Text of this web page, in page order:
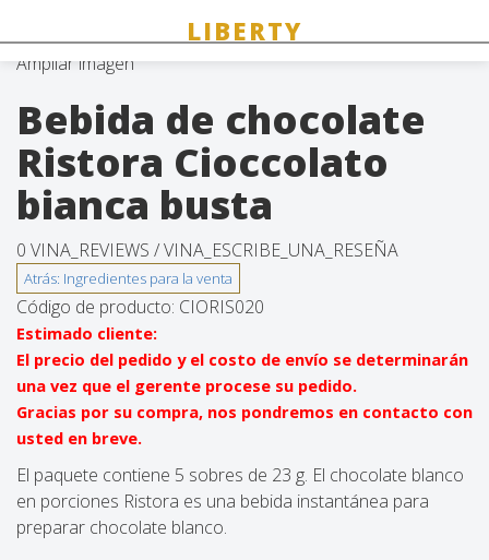
Ampliar imagen
Bebida de chocolate
Ristora Cioccolato
bianca busta
0 VINA_REVIEWS /VINA_ESCRIBE_UNA_RESEÑA
Código de producto: CIORIS020
Estimado cliente:
El precio del pedido y el costo de envío se determinarán
una vez que el gerente procese su pedido.
Gracias por su compra, nos pondremos en contacto con
usted en breve.
El paquete contiene 5 sobres de 23 g. El chocolate blanco
en porciones Ristora es una bebida instantánea para
preparar chocolate blanco.